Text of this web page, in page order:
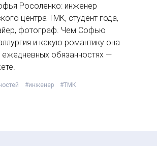
Росоленко: инженер
центра ТМК, студент года,
фотограф. Чем Софью
и какую романтику она
ежедневных обязанностях —
#инженер #ТМК